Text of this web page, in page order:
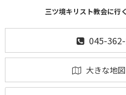
三ツ境キリスト教会に行
045-
大きな地